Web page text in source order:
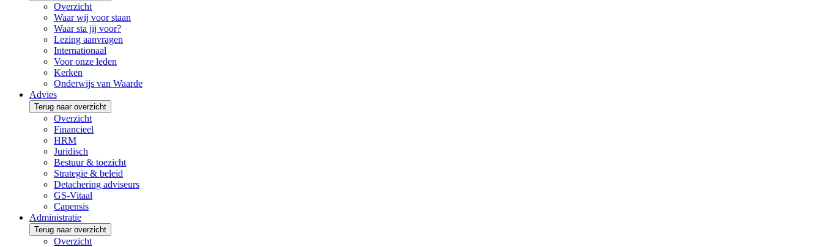
Overzicht
Waar wij voor staan
Waar sta jij voor?
Lezing aanvragen
Internationaal
Voor onze leden
Kerken
Onderwijs van Waarde
Advies
Terug naar overzicht
Overzicht
Financieel
HRM
Juridisch
Bestuur & toezicht
Strategie & beleid
Detachering adviseurs
GS-Vitaal
Capensis
Administratie
Terug naar overzicht
Overzicht